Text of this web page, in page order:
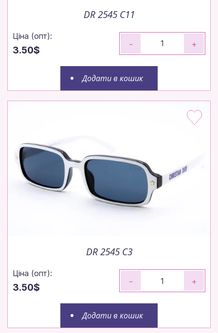
DR 2545 C11
Ціна (опт):
3.50$
- +
Додати в кошик
DR 2545 C3
Ціна (опт):
3.50$
- +
Додати в кошик
Замовляйте до 14:00 — відправимо
Робимо все, щоб ваше замовлення вирушило до
Щотижня — нові моделі!
Щотижневі поповнення — залишайтеся в тренді